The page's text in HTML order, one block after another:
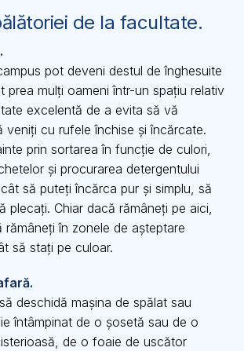
de la facultate.
pot deveni destul de înghesuite
prea mulți oameni într-un spațiu relativ
excelentă de a evita să vă
veniți cu rufele închise și încărcate.
prin sortarea în funcție de culori,
și procurarea detergentului
să puteți încărca pur și simplu, să
plecați. Chiar dacă rămâneți pe aici,
rămâneți în zonele de așteptare
să stați pe culoar.
deschidă mașina de spălat sau
întâmpinat de o șosetă sau de o
de o foaie de uscător